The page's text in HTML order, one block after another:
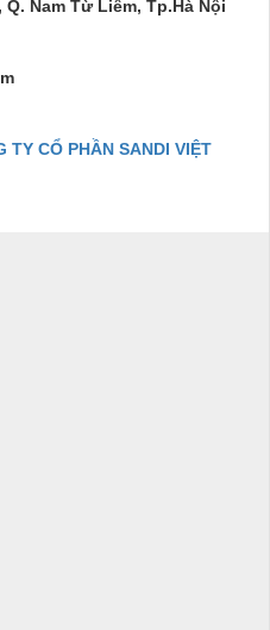
Nam Từ Liêm, Tp.Hà Nội
TY CỔ PHẦN SANDI VIỆT